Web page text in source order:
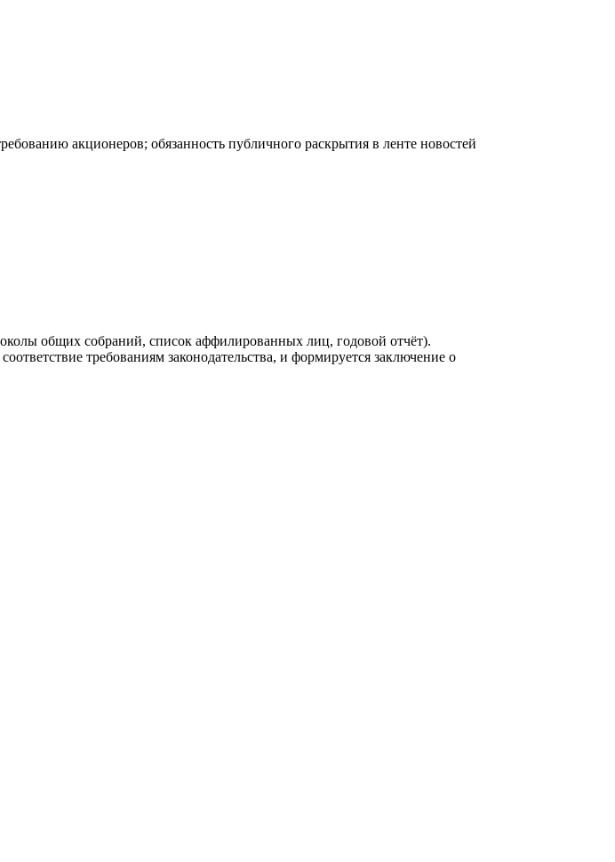
акционеров; обязанность публичного раскрытия в ленте новостей
общих собраний, список аффилированных лиц, годовой отчёт).
требованиям законодательства, и формируется заключение о